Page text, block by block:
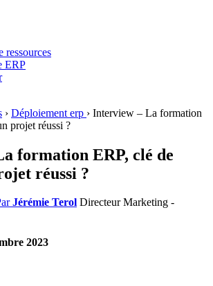
ressources
ERP
› Déploiement erp › Interview – La formation
projet réussi ?
formation ERP, clé de
réussi ?
Jérémie Terol Directeur Marketing -
2023